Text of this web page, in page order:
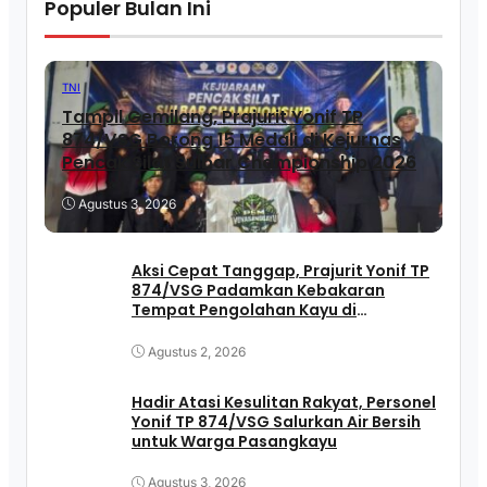
Populer Bulan Ini
TNI
Tampil Gemilang, Prajurit Yonif TP
874/VSG Borong 15 Medali di Kejurnas
Pencak Silat Sulbar Championship 2026
Agustus 3, 2026
Aksi Cepat Tanggap, Prajurit Yonif TP
874/VSG Padamkan Kebakaran
Tempat Pengolahan Kayu di
Agustus 2, 2026
Hadir Atasi Kesulitan Rakyat, Personel
Yonif TP 874/VSG Salurkan Air Bersih
untuk Warga Pasangkayu
Agustus 3, 2026